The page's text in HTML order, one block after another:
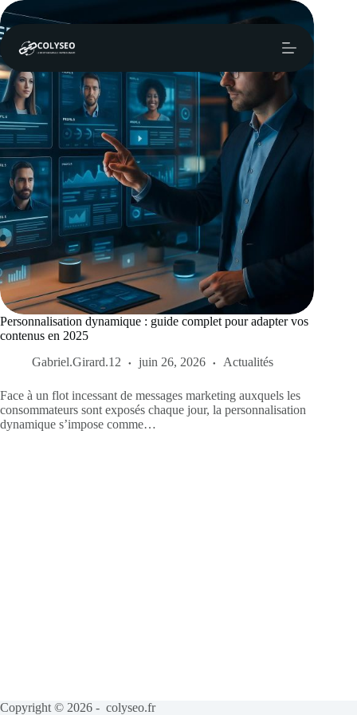
Passer
au
contenu
Personnalisation dynamique : guide complet pour adapter vos
contenus en 2025
Gabriel.Girard.12
juin 26, 2026 Actualités
Face à un flot incessant de messages marketing auxquels les
consommateurs sont exposés chaque jour, la personnalisation
dynamique s’impose comme…
Copyright © 2026 - colyseo.fr